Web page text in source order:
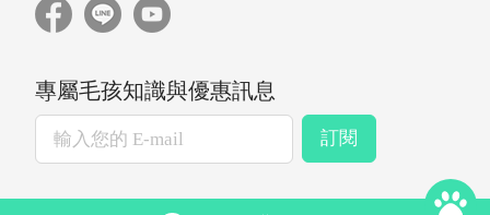
專屬毛孩知識與優惠訊息
訂閱